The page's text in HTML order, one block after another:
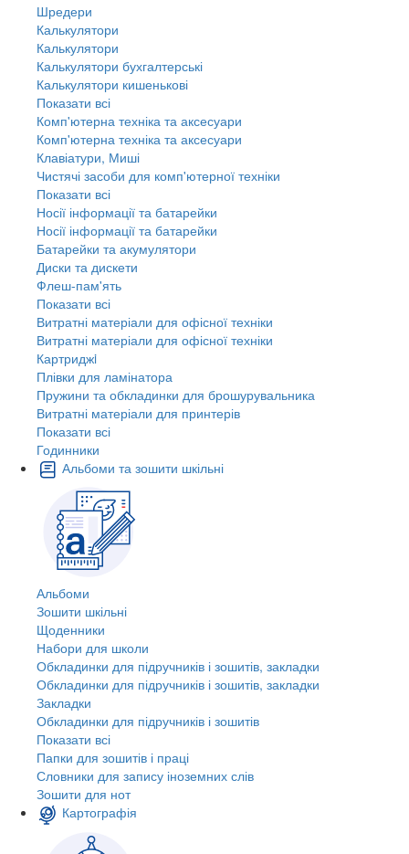
Шредери
Калькулятори
Калькулятори
Калькулятори бухгалтерські
Калькулятори кишенькові
Показати всі
Комп'ютерна техніка та аксесуари
Комп'ютерна техніка та аксесуари
Клавіатури, Миші
Чистячі засоби для комп'ютерної техніки
Показати всі
Носії інформації та батарейки
Носії інформації та батарейки
Батарейки та акумулятори
Диски та дискети
Флеш-пам'ять
Показати всі
Витратні матеріали для офісної техніки
Витратні матеріали для офісної техніки
Картриджi
Плівки для ламінатора
Пружини та обкладинки для брошурувальника
Витратні матеріали для принтерів
Показати всі
Годинники
Альбоми та зошити шкільні
Альбоми
Зошити шкільні
Щоденники
Набори для школи
Обкладинки для підручників і зошитів, закладки
Обкладинки для підручників і зошитів, закладки
Закладки
Обкладинки для підручників і зошитів
Показати всі
Папки для зошитів і праці
Словники для запису іноземних слів
Зошити для нот
Картографія